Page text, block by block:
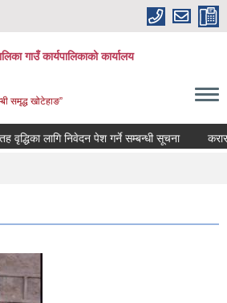
गाउँ कार्यपालिकाको कार्यालय
समृद्ध खोटेहाङ”
लागि निवेदन पेश गर्ने सम्बन्धी सूचना करार सेवा